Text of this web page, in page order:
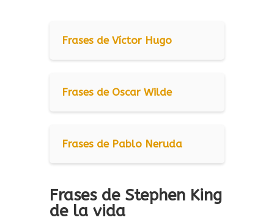
Frases de Víctor Hugo
Frases de Oscar Wilde
Frases de Pablo Neruda
Frases de Stephen King
de la vida